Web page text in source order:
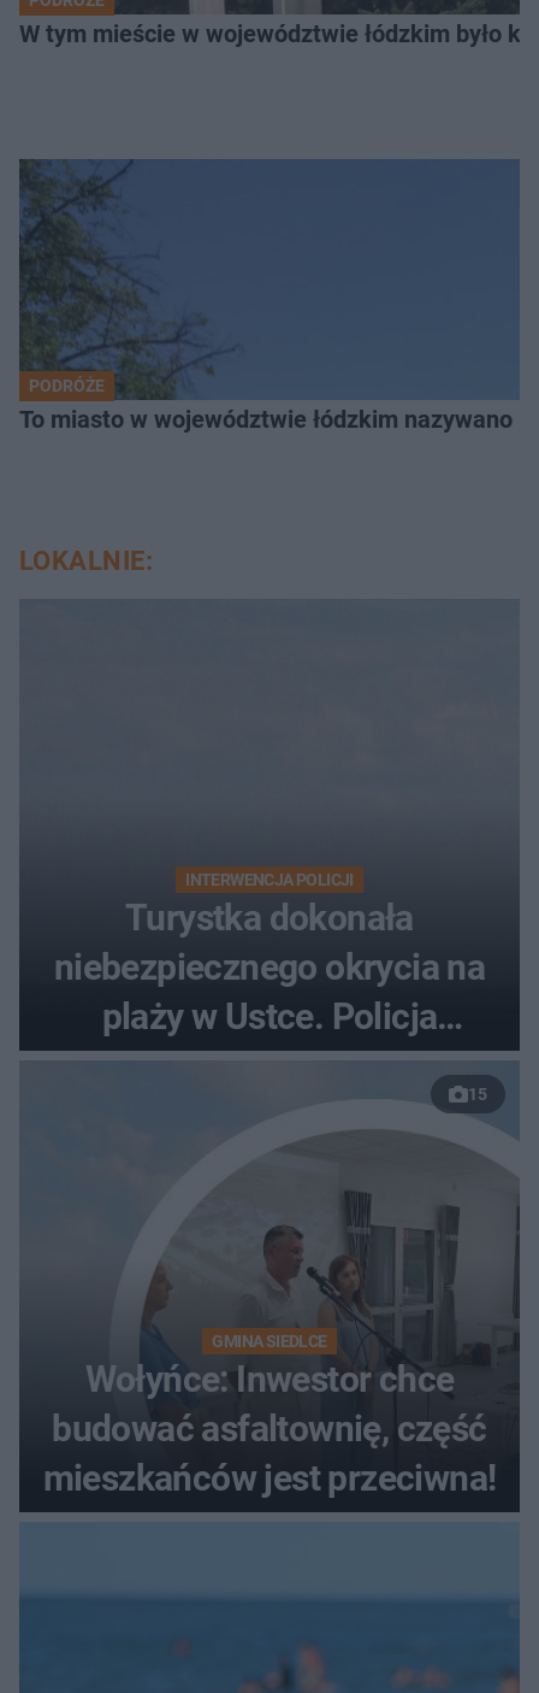
W tym mieście w województwie łódzkim było
PODRÓŻE
To miasto w województwie łódzkim nazywano
LOKALNIE:
INTERWENCJA POLICJI
Turystka dokonała
niebezpiecznego okrycia na
plaży w Ustce. Policja
musiała zamknąć odcinek
wybrzeża
15
GMINA SIEDLCE
Wołyńce: Inwestor chce
budować asfaltownię, część
mieszkańców jest przeciwna!